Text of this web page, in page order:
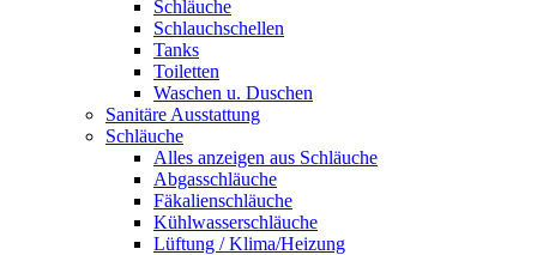
Schläuche
Schlauchschellen
Tanks
Toiletten
Waschen u. Duschen
Sanitäre Ausstattung
Schläuche
Alles anzeigen aus Schläuche
Abgasschläuche
Fäkalienschläuche
Kühlwasserschläuche
Lüftung / Klima/Heizung